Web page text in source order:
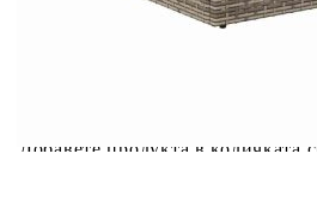
Предоставената таблица е с
Добавете продукта в количката
Добавете продукта в количката